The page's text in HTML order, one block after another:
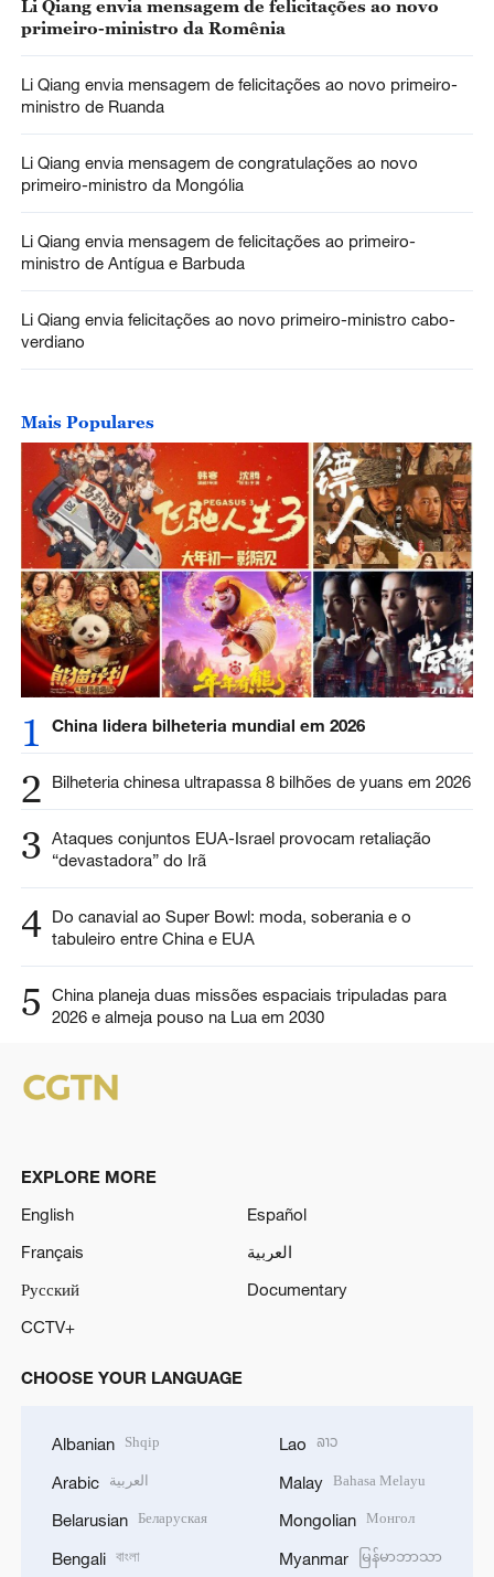
Li Qiang envia mensagem de felicitações ao novo
primeiro-ministro da Romênia
Li Qiang envia mensagem de felicitações ao novo primeiro-
ministro de Ruanda
Li Qiang envia mensagem de congratulações ao novo
primeiro-ministro da Mongólia
Li Qiang envia mensagem de felicitações ao primeiro-
ministro de Antígua e Barbuda
Li Qiang envia felicitações ao novo primeiro-ministro cabo-
verdiano
Mais Populares
1 China lidera bilheteria mundial em 2026
2 Bilheteria chinesa ultrapassa 8 bilhões de yuans em 2026
3 Ataques conjuntos EUA-Israel provocam retaliação
“devastadora” do Irã
4 Do canavial ao Super Bowl: moda, soberania e o
tabuleiro entre China e EUA
5
China planeja duas missões espaciais tripuladas para
2026 e almeja pouso na Lua em 2030
EXPLORE MORE
English
Español
Français
العربية
Русский
Documentary
CCTV+
CHOOSE YOUR LANGUAGE
Albanian Shqip
Arabic العربية
Belarusian Беларуская
Bengali বাংলা
Lao ລາວ
Malay Bahasa Melayu
Mongolian Монгол
Myanmar မြန်မာဘာသာ